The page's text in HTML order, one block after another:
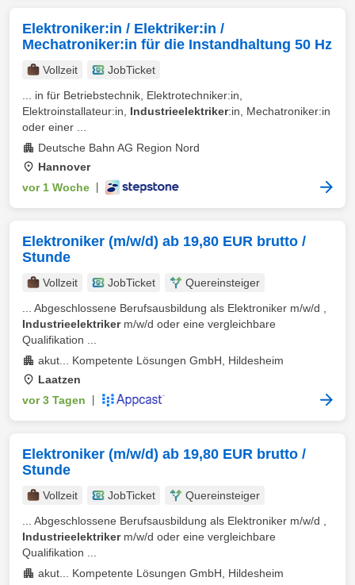
Elektroniker:in / Elektriker:in /
Mechatroniker:in für die Instandhaltung 50 Hz
Vollzeit
JobTicket
... in für Betriebstechnik, Elektrotechniker:in,
Elektroinstallateur:in, Industrieelektriker:in, Mechatroniker:in
oder einer ...
Deutsche Bahn AG Region Nord
Hannover
vor 1 Woche
Elektroniker (m/w/d) ab 19,80 EUR brutto /
Stunde
Vollzeit JobTicket
Quereinsteiger
... Abgeschlossene Berufsausbildung als Elektroniker m/w/d ,
Industrieelektrikerm/w/d oder eine vergleichbare
Qualifikation ...
akut... Kompetente Lösungen GmbH, Hildesheim
Laatzen
vor 3 Tagen
Elektroniker (m/w/d) ab 19,80 EUR brutto /
Stunde
Vollzeit JobTicket
Quereinsteiger
... Abgeschlossene Berufsausbildung als Elektroniker m/w/d ,
Industrieelektrikerm/w/d oder eine vergleichbare
Qualifikation ...
akut... Kompetente Lösungen GmbH, Hildesheim